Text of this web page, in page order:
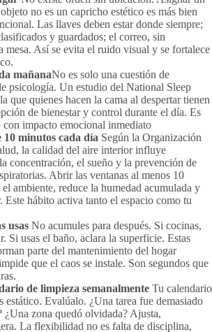
no es un capricho estético es más bien
Las llaves deben estar donde siempre;
y guardados; el correo, sin
mesa. Así se evita el ruido visual y se fortalece
mañanaNo es solo una cuestión de
psicología. Un estudio del National Sleep
que quienes hacen la cama al despertar tienen
de bienestar y control durante el día. Es
impacto emocional inmediato
minutos cada día Según la Organización
la calidad del aire interior influye
concentración, el sueño y la prevención de
Abrir las ventanas al menos 10
ambiente, reduce la humedad acumulada y
Este hábito activa tanto el espacio como tu
usas No acumules para después. Si cocinas,
Si usas el baño, aclara la superficie. Estas
parte del mantenimiento del hogar
que el caos se instale. Son segundos que
de limpieza semanalmente Tu calendario
estático. Evalúalo. ¿Una tarea fue demasiado
¿Una zona quedó olvidada? Ajusta,
La flexibilidad no es falta de disciplina,